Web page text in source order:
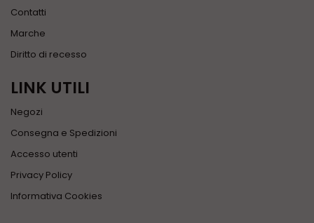
Contatti
Marche
Diritto di recesso
LINK UTILI
Negozi
Consegna e Spedizioni
Accesso utenti
Privacy Policy
Informativa Cookies